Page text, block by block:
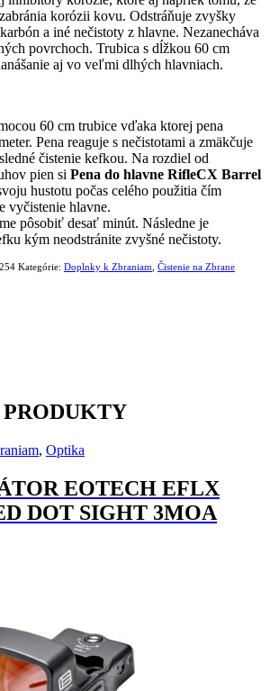
korózii kovu. Odstráňuje zvyšky
a iné nečistoty z hlavne. Nezanecháva
povrchoch. Trubica s dĺžkou 60 cm
aj vo veľmi dlhých hlavniach.
60 cm trubice vďaka ktorej pena
Pena reaguje s nečistotami a zmäkčuje
čistenie kefkou. Na rozdiel od
pien si Pena do hlavne RifleCX Barrel
hustotu počas celého použitia čím
vyčistenie hlavne.
pôsobiť desať minút. Následne je
kým neodstránite zvyšné nečistoty.
Kategórie: Doplnky k Zbraniam Čistenie na Zbrane
, Optika
EOTECH EFLX
DOT SIGHT 3MOA